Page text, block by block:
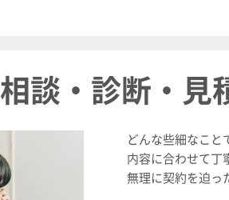
相談・診断・見
どんな些細なこと
内容に合わせて丁
無理に契約を迫っ